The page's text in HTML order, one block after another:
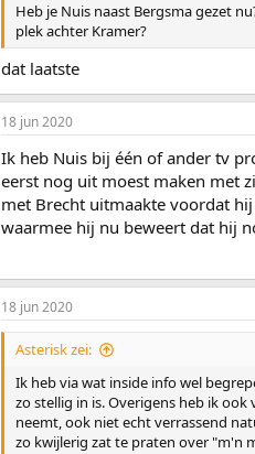
:
Heb je Nuis naast Bergsma gezet
plek achter Kramer?
dat laatste
18 jun 2020
Ik heb Nuis bij één of ander tv
eerst nog uit moest maken met
met Brecht uitmaakte voordat
waarmee hij nu beweert dat hij
18 jun 2020
Asterisk zei:
Ik heb via wat inside info wel
zo stellig in is. Overigens heb ik
neemt, ook niet echt verrassend
zo kwijlerig zat te praten over "m'n